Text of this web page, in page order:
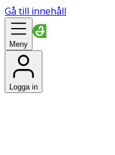
Gå till innehåll
Meny
Logga in